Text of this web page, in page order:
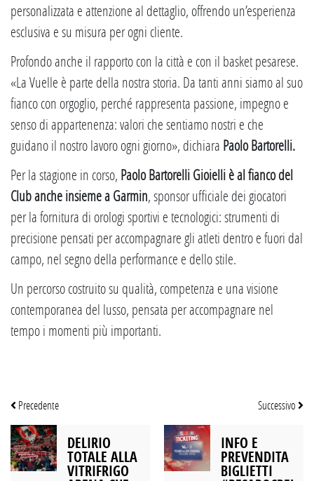
personalizzata e attenzione al dettaglio, offrendo un’esperienza
esclusiva e su misura per ogni cliente.
Profondo anche il rapporto con la città e con il basket pesarese.
«La Vuelle è parte della nostra storia. Da tanti anni siamo al suo
fianco con orgoglio, perché rappresenta passione, impegno e
senso di appartenenza: valori che sentiamo nostri e che
guidano il nostro lavoro ogni giorno», dichiara Paolo Bartorelli.
Per la stagione in corso, Paolo Bartorelli Gioielli è al fianco del
Club anche insieme a Garmin, sponsor ufficiale dei giocatori
per la fornitura di orologi sportivi e tecnologici: strumenti di
precisione pensati per accompagnare gli atleti dentro e fuori dal
campo, nel segno della performance e dello stile.
Un percorso costruito su qualità, competenza e una visione
contemporanea del lusso, pensata per accompagnare nel
tempo i momenti più importanti.
Precedente
DELIRIO
TOTALE ALLA
VITRIFRIGO
Successivo
INFO E
PREVENDITA
BIGLIETTI